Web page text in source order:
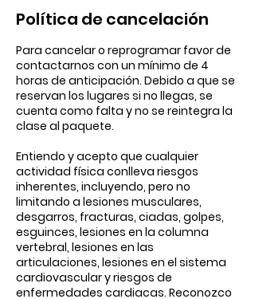
Política de cancelación
Para cancelar o reprogramar favor de
contactarnos con un mínimo de 4
horas de anticipación. Debido a que se
reservan los lugares si no llegas, se
cuenta como falta y no se reintegra la
clase al paquete.
Entiendo y acepto que cualquier
actividad física conlleva riesgos
inherentes, incluyendo, pero no
limitando a lesiones musculares,
desgarros, fracturas, ciadas, golpes,
esguinces, lesiones en la columna
vertebral, lesiones en las
articulaciones, lesiones en el sistema
cardiovascular y riesgos de
enfermedades cardiacas. Reconozco